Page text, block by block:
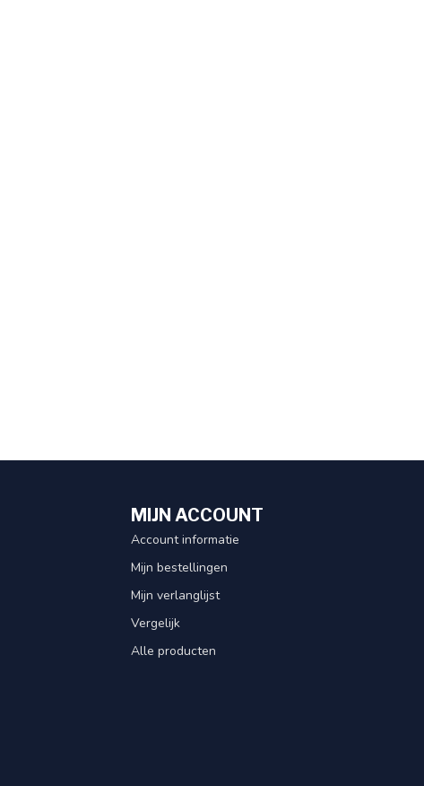
MIJN ACCOUNT
Account informatie
Mijn bestellingen
Mijn verlanglijst
Vergelijk
Alle producten